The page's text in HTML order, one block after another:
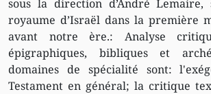
sous la direction d’André
royaume d’Israël dans la première
avant notre ère.: Analyse
épigraphiques, bibliques et
domaines de spécialité sont:
Testament en général; la critique